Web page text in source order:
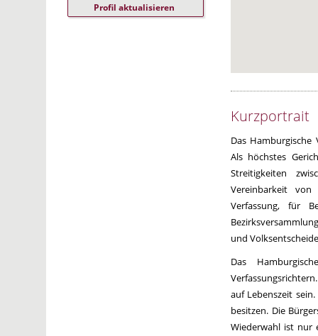
Profil aktualisieren
Kurzportrait
Das Hamburgische
Als höchstes
Streitigkeiten
Vereinbarkeit von
Verfassung, für
und
Das
auf Lebenszeit
besitzen. Die
Wiederwahl ist nur